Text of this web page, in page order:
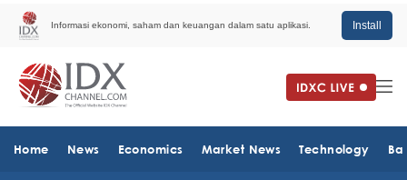
Informasi ekonomi, saham dan keuangan dalam satu aplikasi. Install
Home News Economics Market News Technology